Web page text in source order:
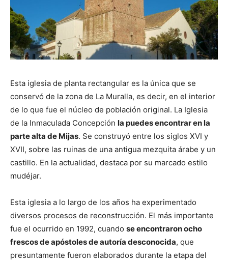
Esta iglesia de planta rectangular es la única que se
conservó de la zona de La Muralla, es decir, en el interior
de lo que fue el núcleo de población original. La Iglesia
de la Inmaculada Concepción la puedes encontrar en la
parte alta de Mijas. Se construyó entre los siglos XVI y
XVII, sobre las ruinas de una antigua mezquita árabe y un
castillo. En la actualidad, destaca por su marcado estilo
mudéjar.
Esta iglesia a lo largo de los años ha experimentado
diversos procesos de reconstrucción. El más importante
fue el ocurrido en 1992, cuando se encontraron ocho
frescos de apóstoles de autoría desconocida, que
presuntamente fueron elaborados durante la etapa del